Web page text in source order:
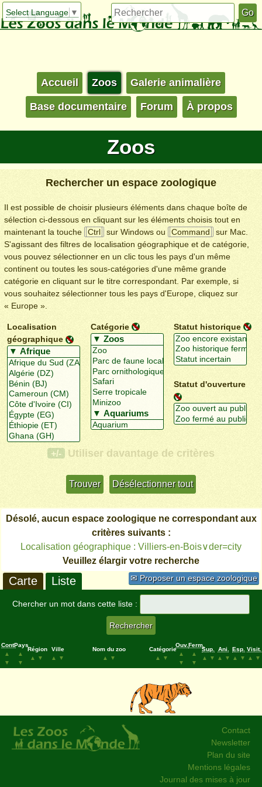
Select Language ▼
Accueil Zoos Galerie animalière
Base documentaire Forum À propos
Zoos
Rechercher un espace zoologique
Il est possible de choisir plusieurs éléments dans chaque boîte de
sélection ci-dessous en cliquant sur les éléments choisis tout en
maintenant la touche
Ctrl sur Windows ou Command
sur Mac.
S'agissant des filtres de localisation géographique et de catégorie,
vous pouvez sélectionner en un clic tous les pays d'un même
continent ou toutes les sous-catégories d'une même grande
catégorie en cliquant sur le titre correspondant. Par exemple, si
vous souhaitez sélectionner tous les pays d'Europe, cliquez sur
« Europe ».
Localisation
géographique
Catégorie Statut historique
Statut d'ouverture
+/- Utiliser davantage de critères
Désolé, aucun espace zoologique ne correspondant aux
critères suivants :
Localisation géographique : Villiers-en-Bois∨der=city
Veuillez élargir votre recherche
✉ Proposer un espace zoologique
Carte Liste
Chercher un mot dans cette liste :
Cont.
▲
▼
Pays
▲
▼
Région
▲
▼
Ville
▲
▼
Nom du zoo
▲
▼
Catégorie
▲
▼
Ouv.
▲
▼
Ferm.
▲
▼
Sup.
▲
▼
Ani.
▲
▼
Esp.
▲
▼
Visit.
▲
▼
Contact
Newsletter
Plan du site
Mentions légales
Journal des mises à jour